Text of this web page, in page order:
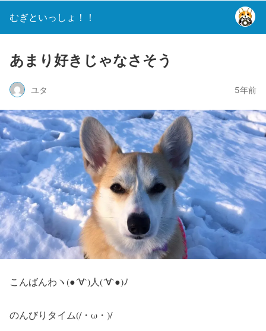
むぎといっしょ！！
あまり好きじゃなさそう
ユタ 5年前
こんばんわヽ(●´∀`)人(´∀`●)ﾉ
のんびりタイム(/・ω・)/